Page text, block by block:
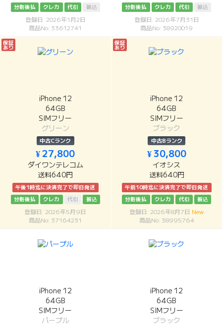
分割後払 クレカ 代引 振込
登録日: 2026年1月2日
商品No: 33612741
分割後払 クレカ 代引 振込
登録日: 2026年7月31日
商品No: 38920019
保証
あり
iPhone 12
64GB
SIMフリー
グリーン
中古Cランク
¥ 27,800
ダイワンテレコム
送料640円
午後1時迄に決済完了で即日発送
分割後払
クレカ 代引 振込
登録日: 2026年5月9日
商品No: 37164231
保証
あり
iPhone 12
64GB
SIMフリー
ブラック
中古Bランク
¥ 30,800
イオシス
送料640円
午前10時迄に決済完了で即日発送
分割後払
クレカ 代引 振込
登録日: 2026年8月7日 New
商品No: 38995764
iPhone 12
64GB
SIMフリー
パープル
iPhone 12
64GB
SIMフリー
ブラック